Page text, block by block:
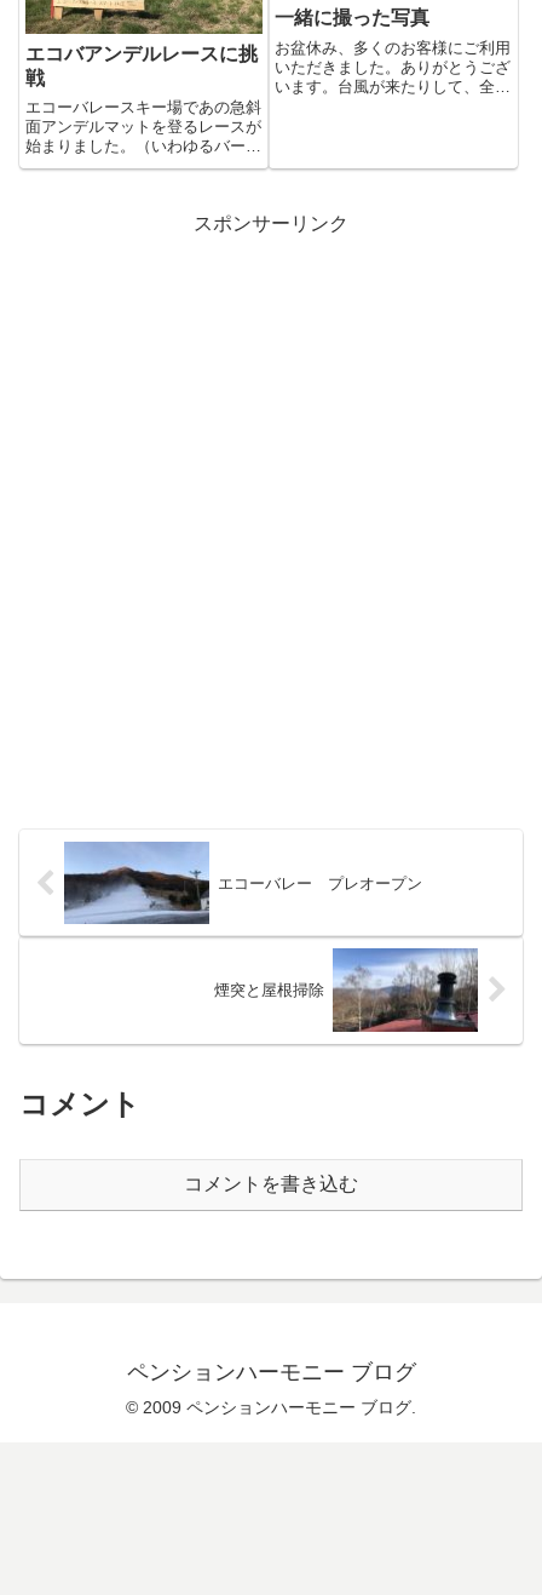
エコバアンデルレースに挑
戦
エコーバレースキー場であの急斜
面アンデルマットを登るレースが
始まりました。（いわゆるバーテ
ィカル）自己計測で写真をツイ
一緒に撮った写真
お盆休み、多くのお客様にご利用
いただきました。ありがとうござ
います。台風が来たりして、全体
スポンサーリンク
エコーバレー プレオープン
煙突と屋根掃除
コメント
コメントを書き込む
ペンションハーモニー ブログ
© 2009 ペンションハーモニー ブログ.